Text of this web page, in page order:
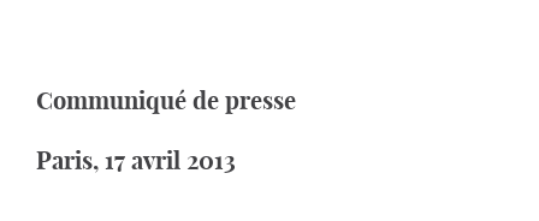
Communiqué de presse
Paris, 17 avril 2013